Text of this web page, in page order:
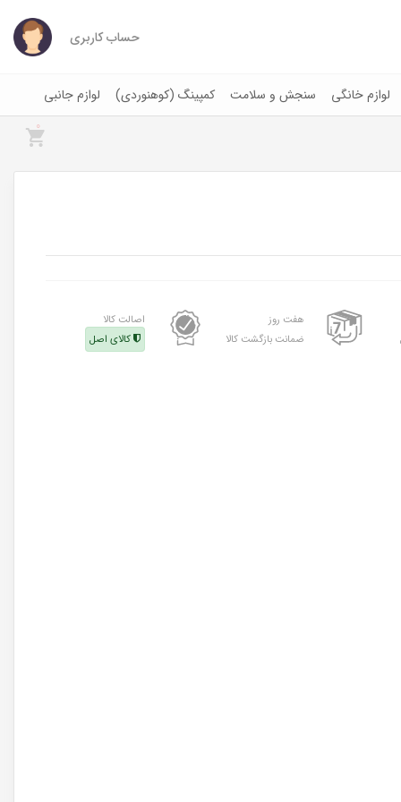
حساب کاربری
لوازم خانگی سنجش و سلامت کمپینگ (کوهنوردی) لوازم جانبی
0
هفت روز
ضمانت بازگشت کالا
اصالت کالا
کالای اصل